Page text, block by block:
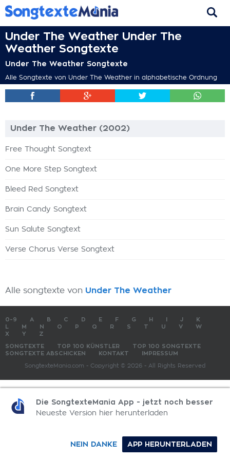
Under The Weather Under The
Weather Songtexte
Under The Weather Songtexte
Alle Songtexte von Under The Weather in alphabetische Ordnung
Under The Weather (2002)
Free Thought Songtext
One More Step Songtext
Bleed Red Songtext
Brain Candy Songtext
Sun Salute Songtext
Verse Chorus Verse Songtext
Alle songtexte von Under The Weather
0-9 A B C D E F G H J
K
M N O P Q R S T U V
W
X
Y Z
SONGTEXTE TOP 100 KÜNSTLER
TOP 100 SONGTEXTE
SONGTEXTE ABSCHICKEN
KONTAKT IMPRESSUM
SongtexteMania.com - Copyright © 2026 - All Rights Reserved
Die SongtexteMania App - jetzt noch besser
Neueste Version hier herunterladen
APP HERUNTERLADEN
NEIN DANKE